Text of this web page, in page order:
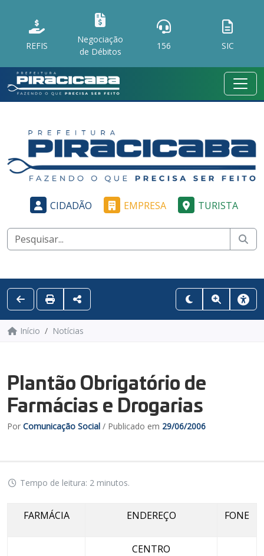
REFIS
Negociação
de Débitos
156 SIC
CIDADÃO EMPRESA TURISTA
Início Notícias
Plantão Obrigatório de
Farmácias e Drogarias
Por Comunicação Social / Publicado em 29/06/2006
Tempo de leitura: 2 minutos.
FARMÁCIA ENDEREÇO FONE
CENTRO